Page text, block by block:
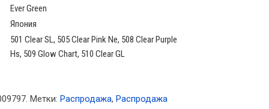
Ever Green
Япония
501 Clear SL, 505 Clear Pink Ne, 508 Clear Purple
Hs, 509 Glow Chart, 510 Clear GL
. Метки: Распродажа, Распродажа